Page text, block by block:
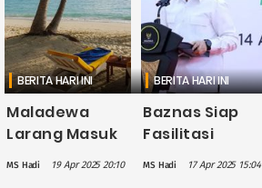
BERITA HARI INI
Maladewa
Larang Masuk
Warga Israel
sebagai
MS Hadi 19 Apr 2025 20:10
BERITA HARI INI
Baznas Siap
Fasilitasi
Evakuasi
Warga Gaza ke
MS Hadi 17 Apr 2025 15:04